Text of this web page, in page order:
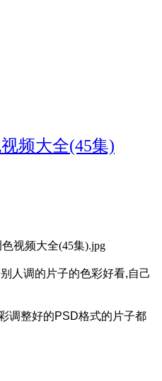
频大全(45集)
人调的片子的色彩好看,自己
调整好的PSD格式的片子都